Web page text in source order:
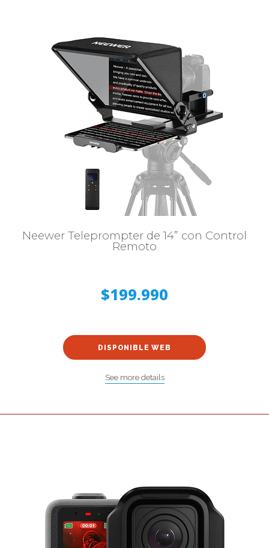
Neewer Teleprompter de 14” con Control
Remoto
$199.990
DISPONIBLE WEB
See more details